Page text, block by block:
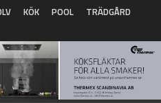
KÖK POOL
TRÄDGÅRD